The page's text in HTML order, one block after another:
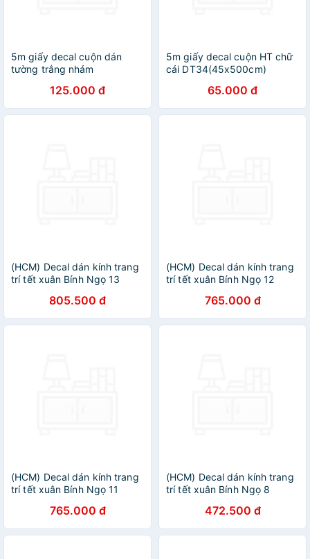
5m giấy decal cuộn dán
tường trắng nhám
125.000 đ
5m giấy decal cuộn HT chữ
cái DT34(45x500cm)
65.000 đ
(HCM) Decal dán kính trang
trí tết xuân Bính Ngọ 13
phòng, nhà hàng,khách sạn
805.500 đ
(HCM) Decal dán kính trang
trí tết xuân Bính Ngọ 12
phòng, nhà hàng,khách sạn
765.000 đ
(HCM) Decal dán kính trang
trí tết xuân Bính Ngọ 11
phòng, nhà hàng,khách sạn
765.000 đ
(HCM) Decal dán kính trang
trí tết xuân Bính Ngọ 8
phòng, nhà hàng,khách sạn
472.500 đ